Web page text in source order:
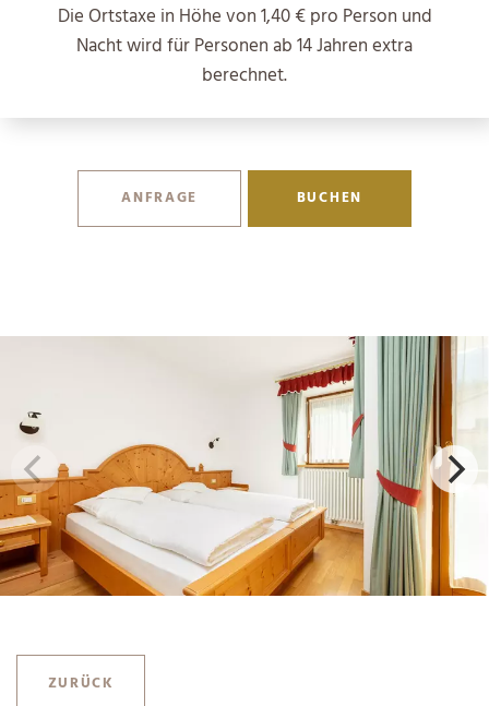
Die Ortstaxe in Höhe von 1,40 € pro Person und
Nacht wird für Personen ab 14 Jahren extra
berechnet.
ANFRAGE BUCHEN
ZURÜCK